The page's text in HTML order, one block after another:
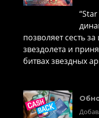
позволяет сесть
звездолета и
битвах звездных